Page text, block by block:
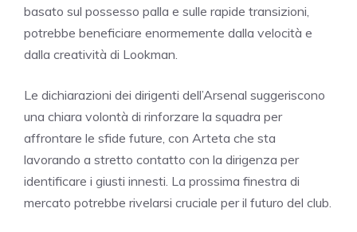
basato sul possesso palla e sulle rapide transizioni,
potrebbe beneficiare enormemente dalla velocità e
dalla creatività di Lookman.
Le dichiarazioni dei dirigenti dell’Arsenal suggeriscono
una chiara volontà di rinforzare la squadra per
affrontare le sfide future, con Arteta che sta
lavorando a stretto contatto con la dirigenza per
identificare i giusti innesti. La prossima finestra di
mercato potrebbe rivelarsi cruciale per il futuro del club.